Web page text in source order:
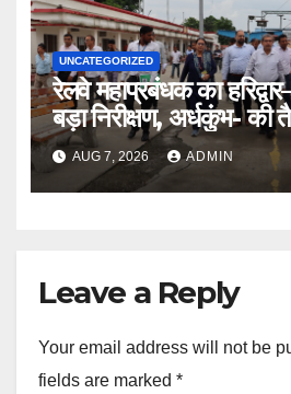
UNCATEGORIZED
रेलवे महाप्रबंधक का
बड़ा निरीक्षण, अर्धकुंभ- की
जायजा
AUG 7, 2026 ADMIN
Leave a Reply
Your email address will not be
fields are marked *